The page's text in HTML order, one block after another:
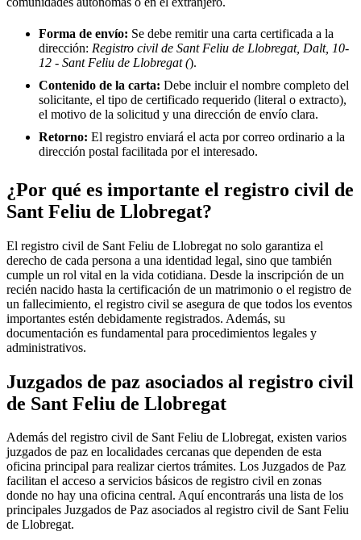
Forma de envío: Se debe remitir una carta certificada a la
dirección: Registro civil de Sant Feliu de Llobregat, Dalt, 10-
12 - Sant Feliu de Llobregat ().
Contenido de la carta: Debe incluir el nombre completo del
solicitante, el tipo de certificado requerido (literal o extracto),
el motivo de la solicitud y una dirección de envío clara.
Retorno: El registro enviará el acta por correo ordinario a la
dirección postal facilitada por el interesado.
¿Por qué es importante el registro civil de
Sant Feliu de Llobregat?
El registro civil de Sant Feliu de Llobregat no solo garantiza el
derecho de cada persona a una identidad legal, sino que también
cumple un rol vital en la vida cotidiana. Desde la inscripción de un
recién nacido hasta la certificación de un matrimonio o el registro de
un fallecimiento, el registro civil se asegura de que todos los eventos
importantes estén debidamente registrados. Además, su
documentación es fundamental para procedimientos legales y
administrativos.
Juzgados de paz asociados al registro civil
de Sant Feliu de Llobregat
Además del registro civil de Sant Feliu de Llobregat, existen varios
juzgados de paz en localidades cercanas que dependen de esta
oficina principal para realizar ciertos trámites. Los Juzgados de Paz
facilitan el acceso a servicios básicos de registro civil en zonas
donde no hay una oficina central. Aquí encontrarás una lista de los
principales Juzgados de Paz asociados al registro civil de Sant Feliu
de Llobregat.